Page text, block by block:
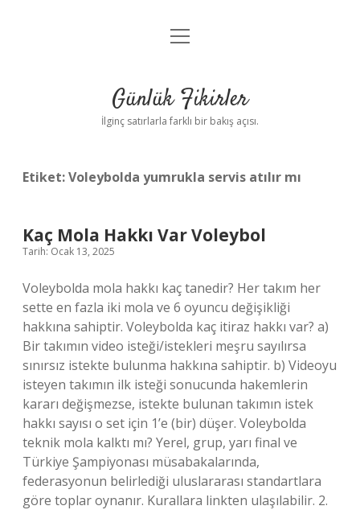
Anasayfa
Yasal Uyarı
menüyü
Günlük Fikirler
İlginç satırlarla farklı bir bakış açısı.
Etiket:Voleybolda yumrukla servis atılır mı
Kaç Mola Hakkı Var Voleybol
Tarih: Ocak 13, 2025
Voleybolda mola hakkı kaç tanedir? Her takım her
sette en fazla iki mola ve 6 oyuncu değişikliği
hakkına sahiptir. Voleybolda kaç itiraz hakkı var? a)
Bir takımın video isteği/istekleri meşru sayılırsa
sınırsız istekte bulunma hakkına sahiptir. b) Videoyu
isteyen takımın ilk isteği sonucunda hakemlerin
kararı değişmezse, istekte bulunan takımın istek
hakkı sayısı o set için 1’e (bir) düşer. Voleybolda
teknik mola kalktı mı? Yerel, grup, yarı final ve
Türkiye Şampiyonası müsabakalarında,
federasyonun belirlediği uluslararası standartlara
göre toplar oynanır. Kurallara linkten ulaşılabilir. 2.